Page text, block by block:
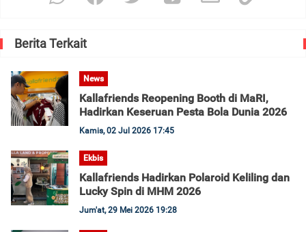
Berita Terkait
News
Kallafriends Reopening Booth di MaRI,
Hadirkan Keseruan Pesta Bola Dunia 2026
Kamis, 02 Jul 2026 17:45
Ekbis
Kallafriends Hadirkan Polaroid Keliling dan
Lucky Spin di MHM 2026
Jum'at, 29 Mei 2026 19:28